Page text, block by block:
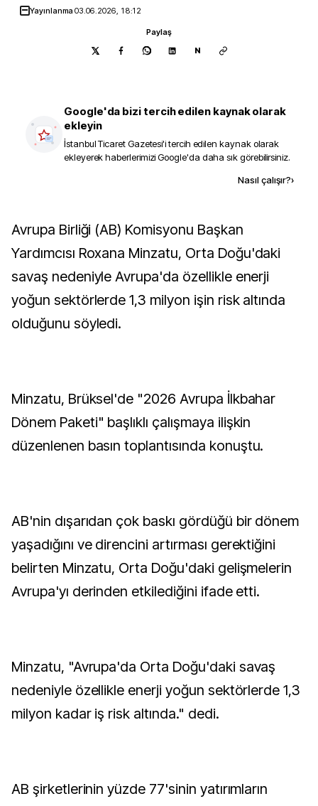
Yayınlanma03.06.2026, 18:12
Paylaş
N
Google'da bizi tercih edilen kaynak olarak
ekleyin
İstanbul Ticaret Gazetesi'i tercih edilen kaynak olarak
ekleyerek haberlerimizi Google'da daha sık görebilirsiniz.
Nasıl çalışır?›
Avrupa Birliği (AB) Komisyonu Başkan
Yardımcısı Roxana Minzatu, Orta Doğu'daki
savaş nedeniyle Avrupa'da özellikle enerji
yoğun sektörlerde 1,3 milyon işin risk altında
olduğunu söyledi.
Minzatu, Brüksel'de "2026 Avrupa İlkbahar
Dönem Paketi" başlıklı çalışmaya ilişkin
düzenlenen basın toplantısında konuştu.
AB'nin dışarıdan çok baskı gördüğü bir dönem
yaşadığını ve direncini artırması gerektiğini
belirten Minzatu, Orta Doğu'daki gelişmelerin
Avrupa'yı derinden etkilediğini ifade etti.
Minzatu, "Avrupa'da Orta Doğu'daki savaş
nedeniyle özellikle enerji yoğun sektörlerde 1,3
milyon kadar iş risk altında." dedi.
AB şirketlerinin yüzde 77'sinin yatırımların